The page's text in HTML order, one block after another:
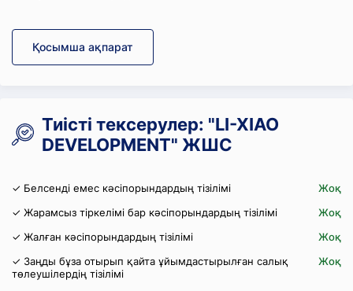
Қосымша ақпарат
Тиісті тексерулер: "LI-XIAO
DEVELOPMENT" ЖШС
✓ Белсенді емес кәсіпорындардың тізілімі
Жоқ
✓ Жарамсыз тіркелімі бар кәсіпорындардың тізілімі
Жоқ
✓ Жалған кәсіпорындардың тізілімі
Жоқ
✓ Заңды бұза отырып қайта ұйымдастырылған салық
төлеушілердің тізілімі
Жоқ